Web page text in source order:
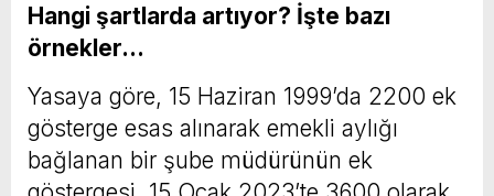
Hangi şartlarda artıyor? İşte bazı
örnekler…
Yasaya göre, 15 Haziran 1999’da 2200 ek
gösterge esas alınarak emekli aylığı
bağlanan bir şube müdürünün ek